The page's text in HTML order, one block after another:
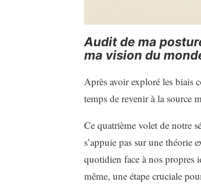
Audit de ma
ma vision du
Après avoir exploré les biais
temps de revenir à la source
Ce quatrième volet de notre
s’appuie pas sur une théorie
quotidien face à nos propres
même, une étape cruciale